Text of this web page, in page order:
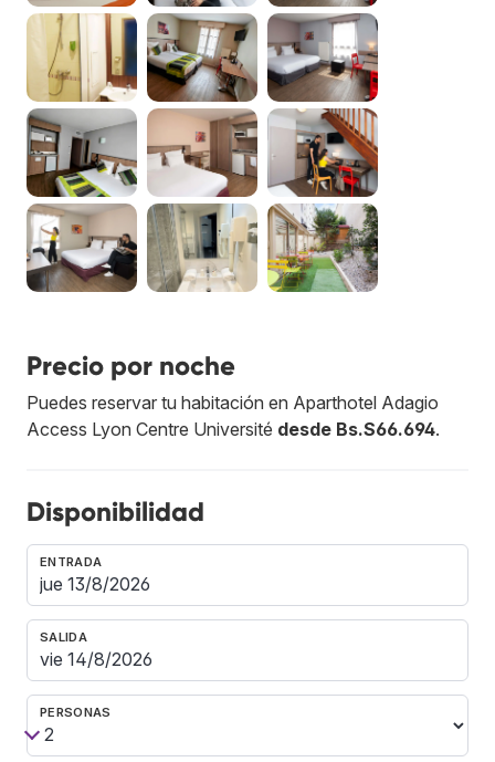
Precio por noche
Puedes reservar tu habitación en Aparthotel Adagio
Access Lyon Centre Université desde Bs.S66.694.
Disponibilidad
ENTRADA
SALIDA
PERSONAS